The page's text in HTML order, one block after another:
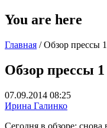
You are here
Главная / Обзор прессы
Обзор прессы 1
07.09.2014 08:25
Ирина Галинко
Сегодня в обзоре: